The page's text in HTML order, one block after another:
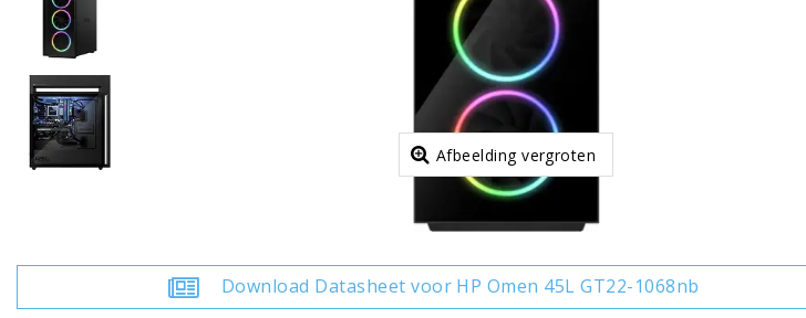
Afbeelding vergroten
Download Datasheet voor HP Omen 45L GT22-1068nb